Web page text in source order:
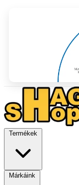
Termékek
Márkáink